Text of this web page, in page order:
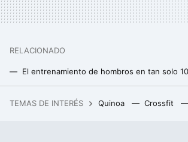
RELACIONADO
TEMAS DE INTERÉS Quinoa Crossfit